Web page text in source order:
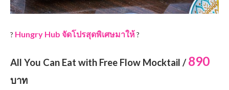
? Hungry Hub จัดโปรสุดพิเศษมาให้?
All You Can Eat with Free Flow Mocktail /890
บาท